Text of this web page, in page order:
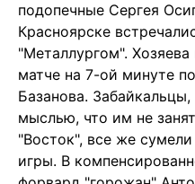
подопечные Сергея
Красноярске
"Металлургом".
матче на 7-ой минуте
Базанова.
мыслью, что им не
"Восток", все же
игры. В